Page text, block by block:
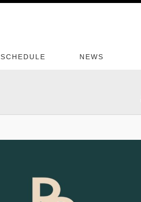
SCHEDULE NEWS